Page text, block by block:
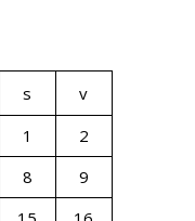
s
v
1
2
8
9